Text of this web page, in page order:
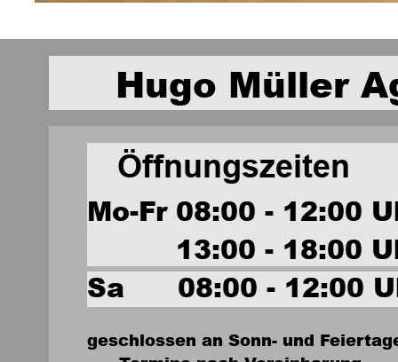
Mo-Fr 08:00 - 12:00
13:00 - 18:00
Sa      08:00 - 12:00
geschlossen an Sonn- und
Öffnungszeiten
Hugo Müller